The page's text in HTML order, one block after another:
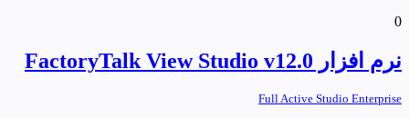
0
نرم افزار FactoryTalk View Studio v12.0
Full Active Studio Enterprise